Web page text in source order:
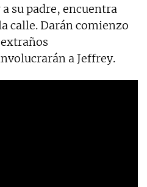
su padre, encuentra
calle. Darán comienzo
a Jeffrey.